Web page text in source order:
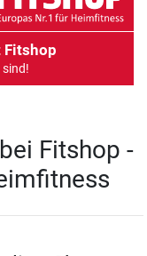
Fitshop
sind!
Fitshop -